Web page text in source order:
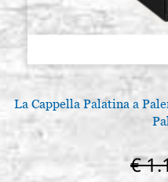
La Cappella Palatina a
€